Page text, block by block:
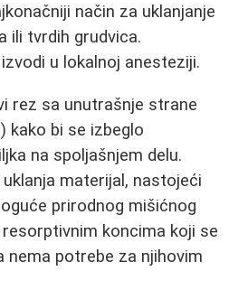
način za uklanjanje
ili tvrdih grudvica.
u lokalnoj anesteziji.
rez sa unutrašnje strane
kako bi se izbeglo
na spoljašnjem delu.
materijal, nastojeći
prirodnog mišićnog
koncima koji se
nema potrebe za njihovim